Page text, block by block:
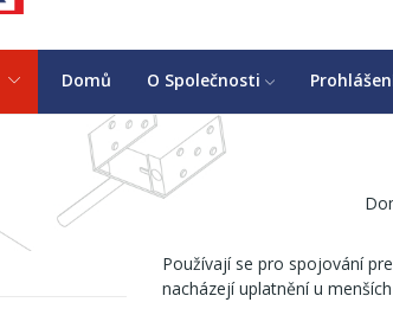
Domů O Společnosti
Používají se pro spojování
nacházejí uplatnění u